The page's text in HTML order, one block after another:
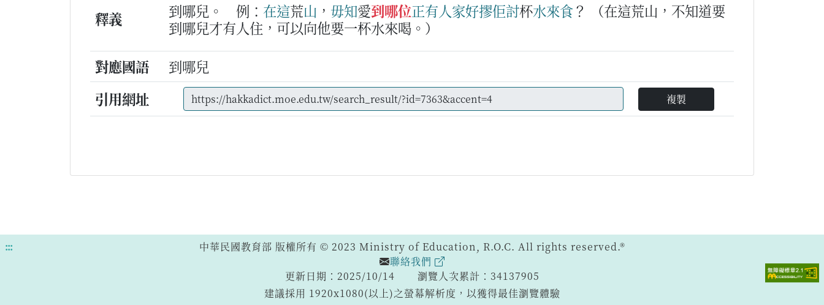
釋義 到哪兒。 例： 在這荒山 ， 毋知愛到哪位正有人家好摎佢討杯水來食？
（在這荒山，不知道要
到哪兒才有人住，可以向他要一杯水來喝。）
對應國語
到哪兒
引用網址
複製
:::
中華民國教育部 版權所有 © 2023 Ministry of Education, R.O.C. All rights reserved.®
聯絡我們
更新日期：2025/10/14
瀏覽人次累計：34137905
建議採用 1920x1080(以上)之螢幕解析度，以獲得最佳瀏覽體驗